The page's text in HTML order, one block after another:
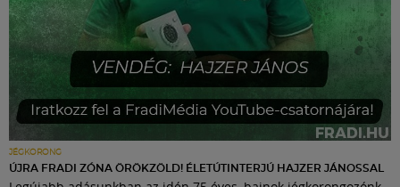
JÉGKORONG
ÚJRA FRADI ZÓNA ÖRÖKZÖLD! ÉLETÚTINTERJÚ HAJZER JÁNOSSAL